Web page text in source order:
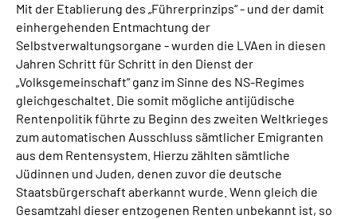
Mit der Etablierung des „Führerprinzips“ - und der damit
einhergehenden Entmachtung der
Selbstverwaltungsorgane - wurden die LVAen in diesen
Jahren Schritt für Schritt in den Dienst der
„Volksgemeinschaft“ ganz im Sinne des NS-Regimes
gleichgeschaltet. Die somit mögliche antijüdische
Rentenpolitik führte zu Beginn des zweiten Weltkrieges
zum automatischen Ausschluss sämtlicher Emigranten
aus dem Rentensystem. Hierzu zählten sämtliche
Jüdinnen und Juden, denen zuvor die deutsche
Staatsbürgerschaft aberkannt wurde. Wenn gleich die
Gesamtzahl dieser entzogenen Renten unbekannt ist, so